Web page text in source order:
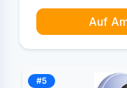
Auf
#5